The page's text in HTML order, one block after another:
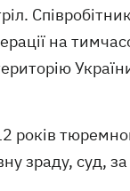
на
років
зраду, суд, за